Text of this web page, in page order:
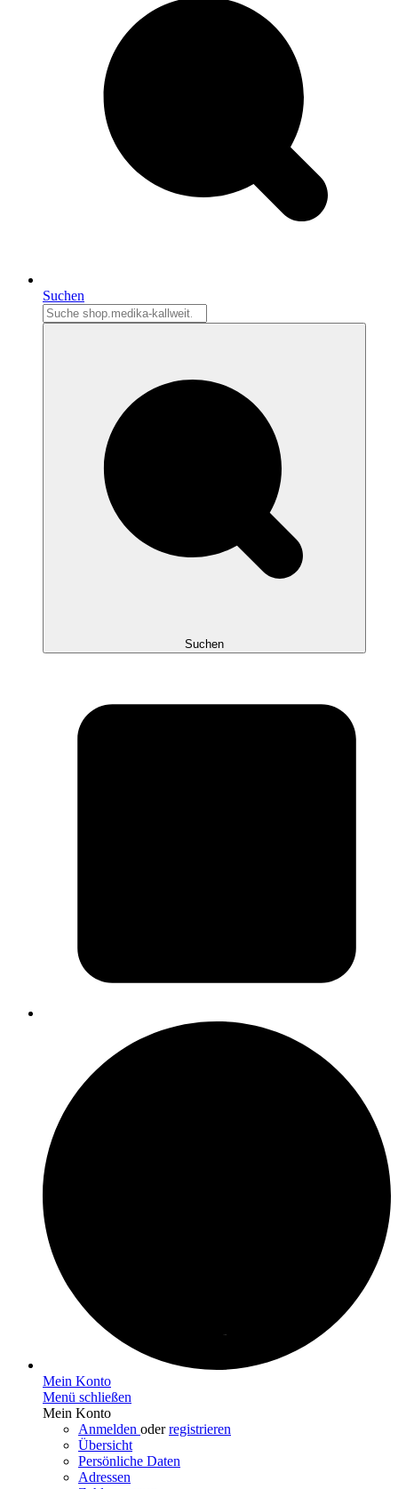
Suchen
Suchen
Mein Konto
Menü schließen
Mein Konto
Anmelden oderregistrieren
Übersicht
Persönliche Daten
Adressen